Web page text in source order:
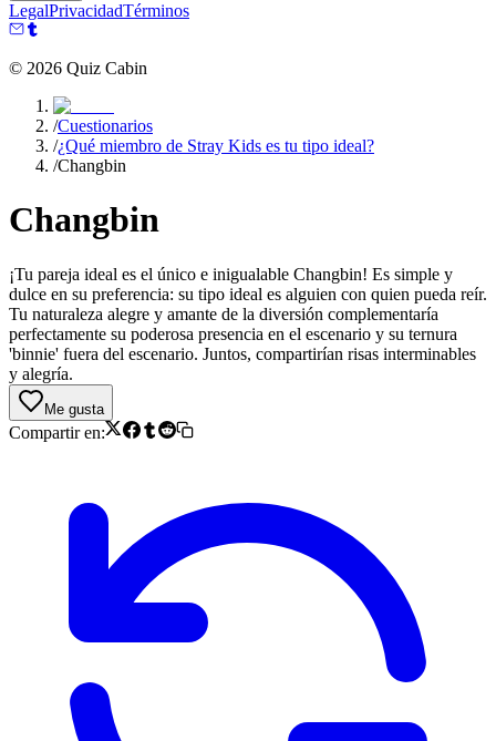
LegalPrivacidadTérminos
© 2026 Quiz Cabin
/Cuestionarios
/¿Qué miembro de Stray Kids es tu tipo ideal?
/Changbin
Changbin
¡Tu pareja ideal es el único e inigualable Changbin! Es simple y
dulce en su preferencia: su tipo ideal es alguien con quien pueda reír.
Tu naturaleza alegre y amante de la diversión complementaría
perfectamente su poderosa presencia en el escenario y su ternura
'binnie' fuera del escenario. Juntos, compartirían risas interminables
y alegría.
Me gusta
Compartir en: